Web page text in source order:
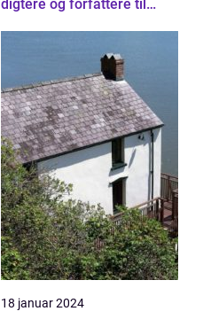
digtere og forfattere til
18 januar 2024